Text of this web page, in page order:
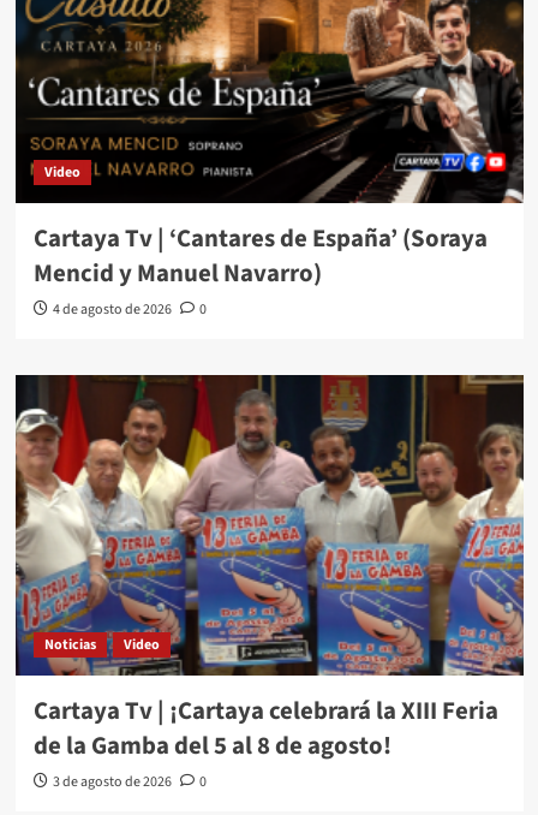
Video
Cartaya Tv | ‘Cantares de España’ (Soraya
Mencid y Manuel Navarro)
4 de agosto de 2026 0
Noticias Video
Cartaya Tv | ¡Cartaya celebrará la XIII Feria
de la Gamba del 5 al 8 de agosto!
3 de agosto de 2026 0